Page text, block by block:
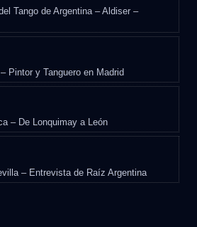
Tango de Argentina – Aldiser –
Pintor y Tanguero en Madrid
– De Lonquimay a León
– Entrevista de Raíz Argentina